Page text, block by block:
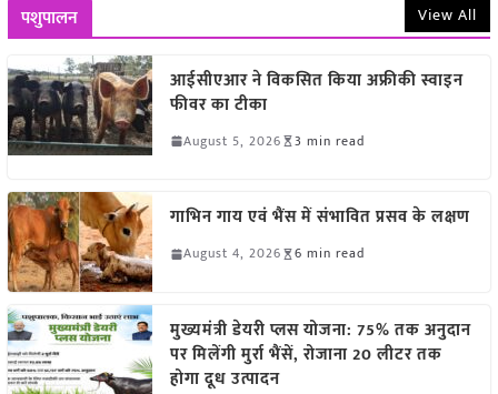
पशुपालन View All
आईसीएआर ने विकसित किया अफ्रीकी स्वाइन
फीवर का टीका
August 5, 2026 3 min read
गाभिन गाय एवं भैंस में संभावित प्रसव के लक्षण
August 4, 2026 6 min read
मुख्यमंत्री डेयरी प्लस योजना: 75% तक अनुदान
पर मिलेंगी मुर्रा भैंसें, रोजाना 20 लीटर तक
होगा दूध उत्पादन